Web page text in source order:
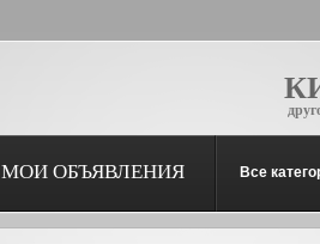
МОИ ОБЪЯВЛЕНИЯ Все